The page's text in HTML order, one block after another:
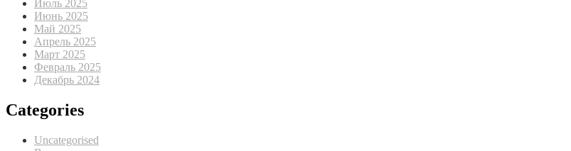
Июль 2025
Июнь 2025
Май 2025
Апрель 2025
Март 2025
Февраль 2025
Декабрь 2024
Categories
Uncategorised